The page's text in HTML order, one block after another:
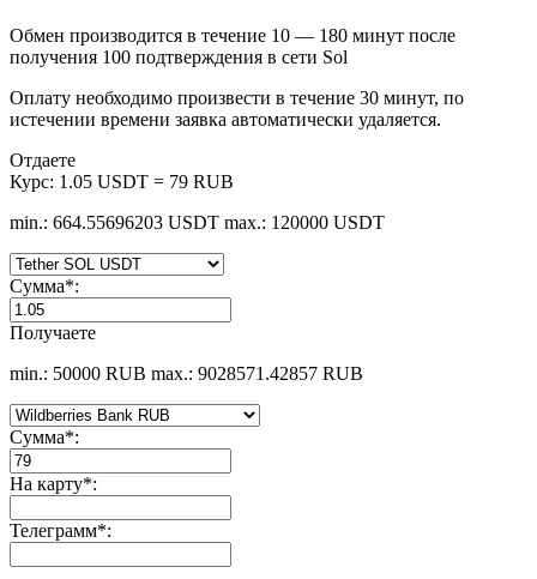
Обмен производится в течение 10 — 180 минут после
получения 100 подтверждения в сети Sol
Оплату необходимо произвести в течение 30 минут, по
истечении времени заявка автоматически удаляется.
Отдаете
Курс: 1.05 USDT = 79 RUB
min.: 664.55696203 USDT max.: 120000 USDT
Сумма*:
Получаете
min.: 50000 RUB max.: 9028571.42857 RUB
Сумма*:
На карту*:
Телеграмм*: